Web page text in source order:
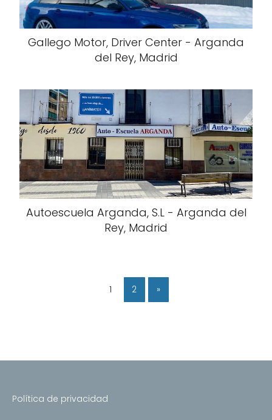
Gallego Motor, Driver Center - Arganda
del Rey, Madrid
Autoescuela Arganda, S.L - Arganda del
Rey, Madrid
1 2 »
Política de privacidad